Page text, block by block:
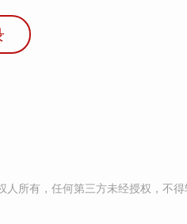
所有，任何第三方未经授权，不